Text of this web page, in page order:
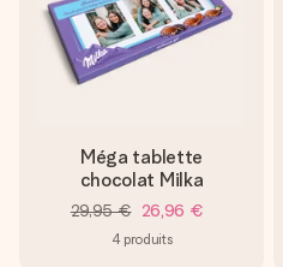
Méga tablette
chocolat Milka
29,95 € 26,96 €
4 produits